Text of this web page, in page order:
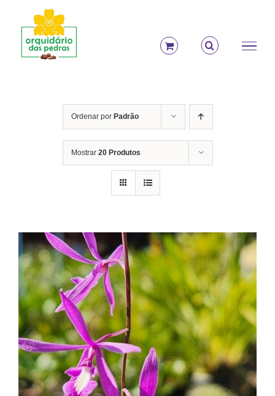
conteúdo
Ordenar por Padrão
Mostrar 20 Produtos